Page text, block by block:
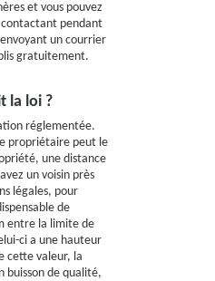
et vous pouvez
pendant
un courrier
gratuitement.
la loi ?
réglementée.
propriétaire peut le
une distance
un voisin près
légales, pour
de
entre la limite de
ci a une hauteur
cette valeur, la
buisson de qualité,